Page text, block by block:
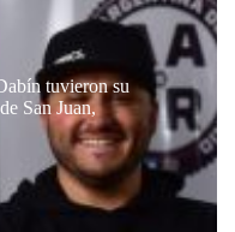
tuvieron su
San Juan,